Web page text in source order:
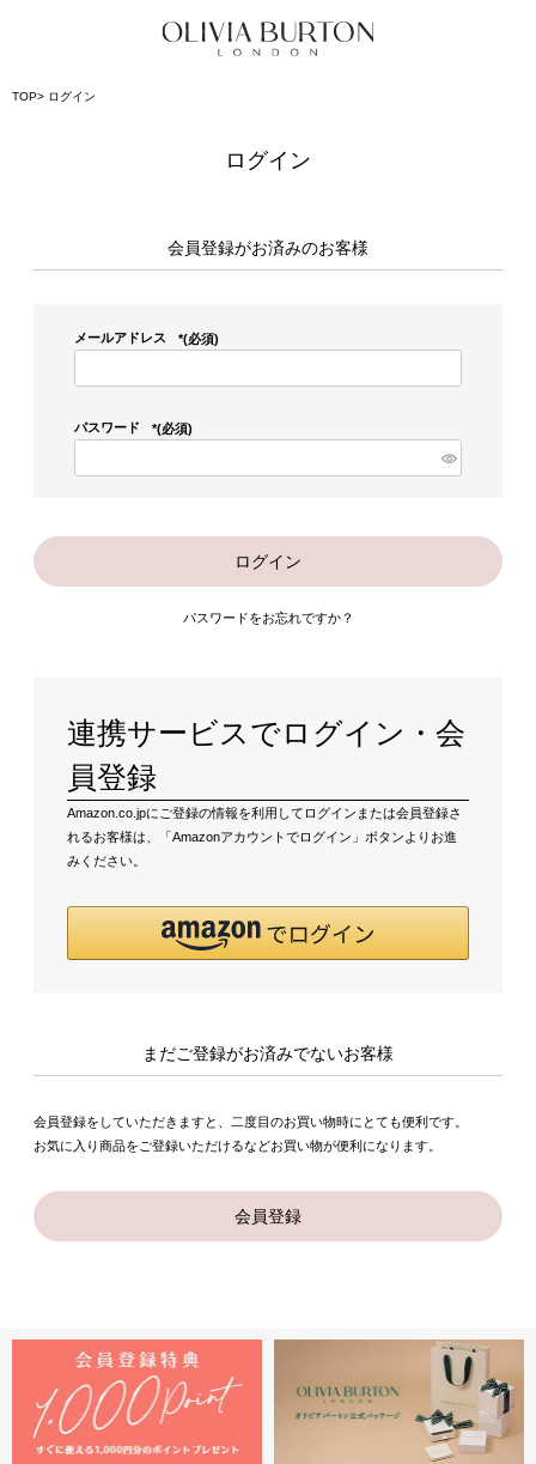
TOP ログイン
ログイン
会員登録がお済みのお客様
メールアドレス (必須)
パスワード (必須)
ログイン
パスワードをお忘れですか？
連携サービスでログイン・会
員登録
Amazon.co.jpにご登録の情報を利用してログインまたは会員登録さ
れるお客様は、「Amazonアカウントでログイン」ボタンよりお進
みください。
まだご登録がお済みでないお客様
会員登録をしていただきますと、二度目のお買い物時にとても便利です。
お気に入り商品をご登録いただけるなどお買い物が便利になります。
会員登録